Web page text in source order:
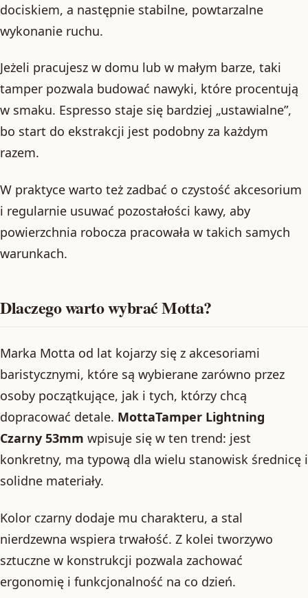
dociskiem, a następnie stabilne, powtarzalne
wykonanie ruchu.
Jeżeli pracujesz w domu lub w małym barze, taki
tamper pozwala budować nawyki, które procentują
w smaku. Espresso staje się bardziej „ustawialne”,
bo start do ekstrakcji jest podobny za każdym
razem.
W praktyce warto też zadbać o czystość akcesorium
i regularnie usuwać pozostałości kawy, aby
powierzchnia robocza pracowała w takich samych
warunkach.
Dlaczego warto wybrać Motta?
Marka Motta od lat kojarzy się z akcesoriami
baristycznymi, które są wybierane zarówno przez
osoby początkujące, jak i tych, którzy chcą
dopracować detale. MottaTamper Lightning
Czarny 53mm wpisuje się w ten trend: jest
konkretny, ma typową dla wielu stanowisk średnicę i
solidne materiały.
Kolor czarny dodaje mu charakteru, a stal
nierdzewna wspiera trwałość. Z kolei tworzywo
sztuczne w konstrukcji pozwala zachować
ergonomię i funkcjonalność na co dzień.